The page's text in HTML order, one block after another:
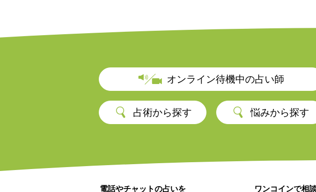
オンライン待機中の占い師
占術から探す 悩みから探す
電話やチャットの占いを
ワンコインで相談